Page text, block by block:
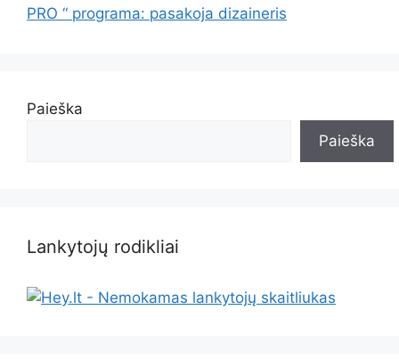
PRO “ programa: pasakoja dizaineris
Paieška
Paieška
Lankytojų rodikliai